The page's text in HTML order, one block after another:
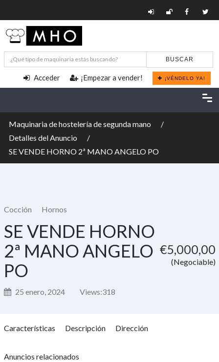
BUSCAR
Acceder ¡Empezar a vender! ¡VÉNDELO YA!
Maquinaria de hostelería de segunda mano
Detalles del Anuncio
SE VENDE HORNO 2ª MANO ANGELO PO
Cocción Hornos
SE VENDE HORNO
2ª MANO ANGELO
PO
25 enero, 2024 Views:318
€5,000,00
(Negociable)
Características Descripción Dirección
Anuncios relacionados